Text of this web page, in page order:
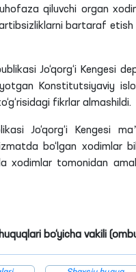
qiluvchi organ
bartaraf etish
Jo‘qorg‘i Kengesi
Konstitutsiyaviy
fikrlar almashildi.
Jo‘qorg‘i Kengesi
bo‘lgan xodimlar
xodimlar tomonidan
bo‘yicha vakili